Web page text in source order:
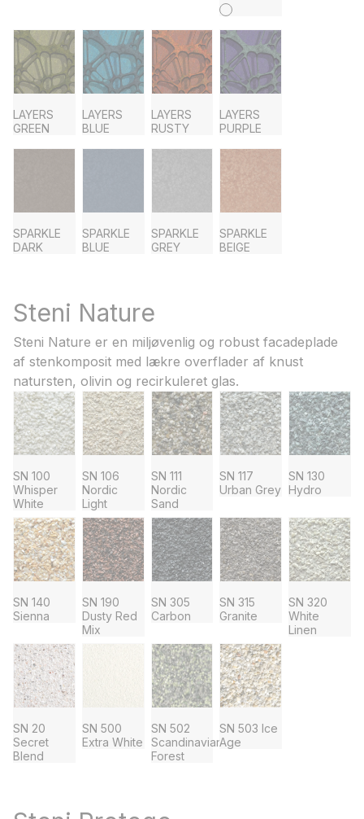
LAYERS
GREEN
LAYERS
BLUE
LAYERS
RUSTY
LAYERS
PURPLE
SPARKLE
DARK
SPARKLE
BLUE
SPARKLE
GREY
SPARKLE
BEIGE
Steni Nature
Steni Nature er en miljøvenlig og robust facadeplade
af stenkomposit med lækre overflader af knust
natursten, olivin og recirkuleret glas.
SN 100
Whisper
White
SN 106
Nordic
Light
SN 111
Nordic
Sand
SN 117
Urban Grey
SN 130
Hydro
SN 140
Sienna
SN 190
Dusty Red
Mix
SN 305
Carbon
SN 315
Granite
SN 320
White
Linen
SN 20
Secret
Blend
SN 500
Extra White
SN 502
Scandinavian
Forest
SN 503 Ice
Age